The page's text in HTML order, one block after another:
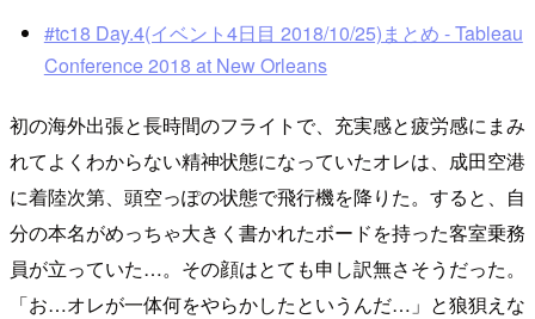
#tc18 Day.4(イベント4日目 2018/10/25)まとめ - Tableau
Conference 2018 at New Orleans
初の海外出張と長時間のフライトで、充実感と疲労感にまみ
れてよくわからない精神状態になっていたオレは、成田空港
に着陸次第、頭空っぽの状態で飛行機を降りた。すると、自
分の本名がめっちゃ大きく書かれたボードを持った客室乗務
員が立っていた…。その顔はとても申し訳無さそうだった。
「お…オレが一体何をやらかしたというんだ…」と狼狽えな